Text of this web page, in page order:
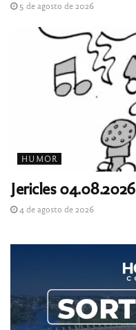
5 de agosto de 2026
HUMOR
Jericles 04.08.2026
4 de agosto de 2026